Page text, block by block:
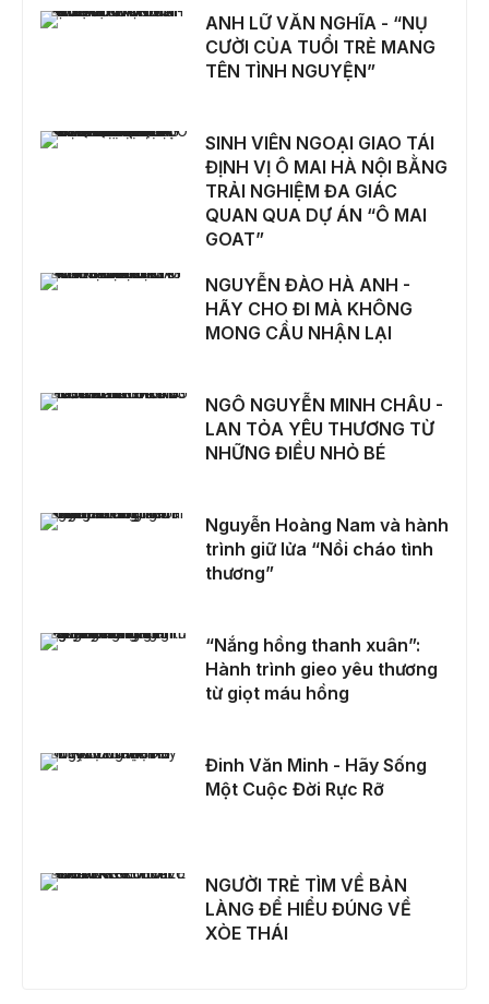
ANH LỮ VĂN NGHĨA - “NỤ CƯỜI CỦA TUỔI TRẺ MANG TÊN TÌNH NGUYỆN”
ANH LỮ VĂN NGHĨA - “NỤ
CƯỜI CỦA TUỔI TRẺ MANG
TÊN TÌNH NGUYỆN”
SINH VIÊN NGOẠI GIAO TÁI ĐỊNH VỊ Ô MAI HÀ NỘI BẰNG TRẢI NGHIỆM ĐA GIÁC QUAN QUA DỰ ÁN “Ô MAI GOAT”
SINH VIÊN NGOẠI GIAO TÁI
ĐỊNH VỊ Ô MAI HÀ NỘI BẰNG
TRẢI NGHIỆM ĐA GIÁC
QUAN QUA DỰ ÁN “Ô MAI
GOAT”
NGUYỄN ĐÀO HÀ ANH - HÃY CHO ĐI MÀ KHÔNG MONG CẦU NHẬN LẠI
NGUYỄN ĐÀO HÀ ANH -
HÃY CHO ĐI MÀ KHÔNG
MONG CẦU NHẬN LẠI
NGÔ NGUYỄN MINH CHÂU - LAN TỎA YÊU THƯƠNG TỪ NHỮNG ĐIỀU NHỎ BÉ
NGÔ NGUYỄN MINH CHÂU -
LAN TỎA YÊU THƯƠNG TỪ
NHỮNG ĐIỀU NHỎ BÉ
Nguyễn Hoàng Nam và hành trình giữ lửa “Nồi cháo tình thương”
Nguyễn Hoàng Nam và hành
trình giữ lửa “Nồi cháo tình
thương”
“Nắng hồng thanh xuân”: Hành trình gieo yêu thương từ giọt máu hồng
“Nắng hồng thanh xuân”:
Hành trình gieo yêu thương
từ giọt máu hồng
Đinh Văn Minh - Hãy Sống Một Cuộc Đời Rực Rỡ
Đinh Văn Minh - Hãy Sống
Một Cuộc Đời Rực Rỡ
NGƯỜI TRẺ TÌM VỀ BẢN LÀNG ĐỂ HIỂU ĐÚNG VỀ XÒE THÁI
NGƯỜI TRẺ TÌM VỀ BẢN
LÀNG ĐỂ HIỂU ĐÚNG VỀ
XÒE THÁI